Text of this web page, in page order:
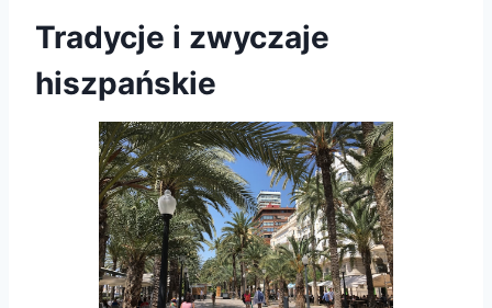
Tradycje i zwyczaje
hiszpańskie